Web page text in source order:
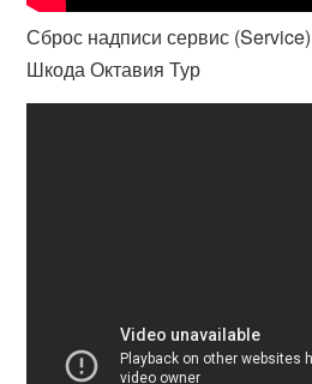
Сброс надписи сервис
Шкода Октавия Тур